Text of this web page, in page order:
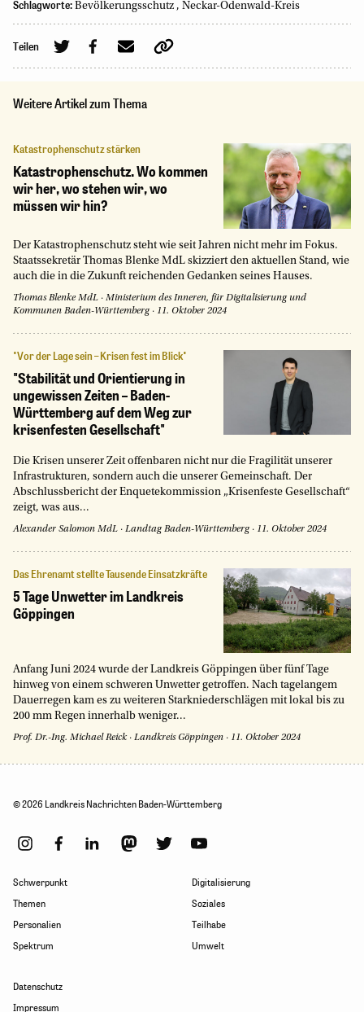
Schlagworte: Bevölkerungsschutz , Neckar-Odenwald-Kreis
Teilen
Weitere Artikel zum Thema
Katastrophenschutz stärken
Katastrophenschutz. Wo kommen
wir her, wo stehen wir, wo
müssen wir hin?
Der Katastrophenschutz steht wie seit Jahren nicht mehr im Fokus.
Staatssekretär Thomas Blenke MdL skizziert den aktuellen Stand, wie
auch die in die Zukunft reichenden Gedanken seines Hauses.
Thomas Blenke MdL · Ministerium des Inneren, für Digitalisierung und
Kommunen Baden-Württemberg · 11. Oktober 2024
"Vor der Lage sein – Krisen fest im Blick"
"Stabilität und Orientierung in
ungewissen Zeiten – Baden-
Württemberg auf dem Weg zur
krisenfesten Gesellschaft"
Die Krisen unserer Zeit offenbaren nicht nur die Fragilität unserer
Infrastrukturen, sondern auch die unserer Gemeinschaft. Der
Abschlussbericht der Enquetekommission „Krisenfeste Gesellschaft“
zeigt, was aus...
Alexander Salomon MdL · Landtag Baden-Württemberg · 11. Oktober 2024
Das Ehrenamt stellte Tausende Einsatzkräfte
5 Tage Unwetter im Landkreis
Göppingen
Anfang Juni 2024 wurde der Landkreis Göppingen über fünf Tage
hinweg von einem schweren Unwetter getroffen. Nach tagelangem
Dauerregen kam es zu weiteren Starkniederschlägen mit lokal bis zu
200 mm Regen innerhalb weniger...
Prof. Dr.-Ing. Michael Reick· Landkreis Göppingen · 11. Oktober 2024
Schwerpunkt
Themen
Personalien
Spektrum
Digitalisierung
Soziales
Teilhabe
Umwelt
Datenschutz
Impressum
© 2026 Landkreis Nachrichten Baden-Württemberg